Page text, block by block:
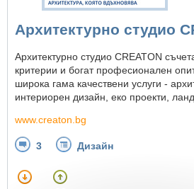
Архитектурно студио
Архитектурно студио CREATON
критерии и богат професионален
широка гама качествени услуги -
интериорен дизайн, еко проекти,
www.creaton.bg
3 Дизайн